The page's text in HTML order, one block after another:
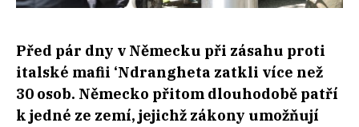
Před pár dny v Německu při zásahu proti
italské mafii ‘Ndrangheta zatkli více než
30 osob. Německo přitom dlouhodobě patří
k jedné ze zemí, jejichž zákony umožňují